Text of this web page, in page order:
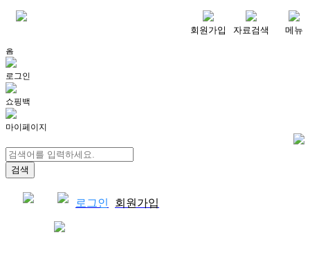
회원가입 자료검색 메뉴
홈
로그인
쇼핑백
마이페이지
로그인 회원가입